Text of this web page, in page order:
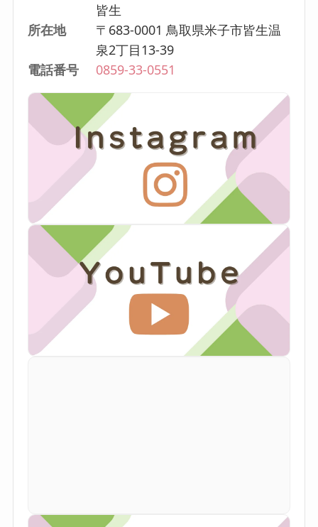
皆生
所在地
〒683-0001 鳥取県米子市皆生温
泉2丁目13-39
電話番号
0859-33-0551